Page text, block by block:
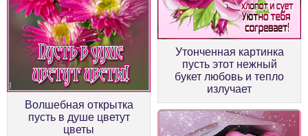
Волшебная открытка
пусть в душе цветут
цветы
Утонченная картинка
пусть этот нежный
букет любовь и тепло
излучает